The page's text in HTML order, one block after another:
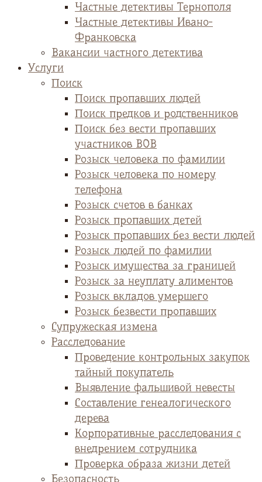
Частные детективы Тернополя
Частные детективы Ивано-
Франковска
Вакансии частного детектива
Услуги
Поиск
Поиск пропавших людей
Поиск предков и родственников
Поиск без вести пропавших
участников ВОВ
Розыск человека по фамилии
Розыск человека по номеру
телефона
Розыск счетов в банках
Розыск пропавших детей
Розыск пропавших без вести людей
Розыск людей по фамилии
Розыск имущества за границей
Розыск за неуплату алиментов
Розыск вкладов умершего
Розыск безвести пропавших
Супружеская измена
Расследование
Проведение контрольных закупок
тайный покупатель
Выявление фальшивой невесты
Cоставление генеалогического
дерева
Корпоративные расследования с
внедрением сотрудника
Проверка образа жизни детей
Безопасность